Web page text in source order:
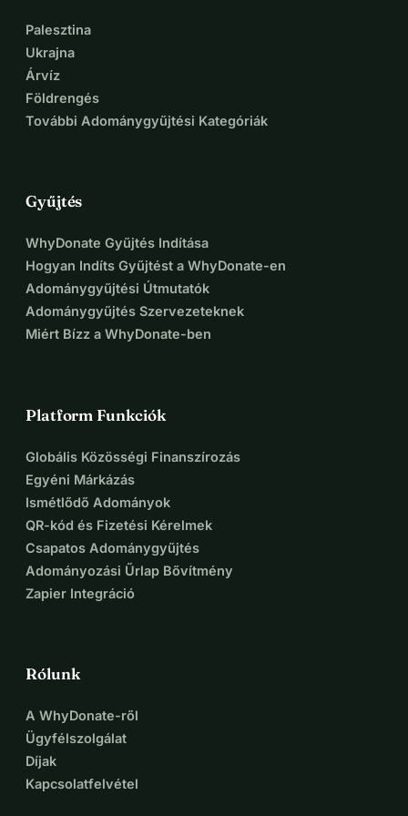
Palesztina
Ukrajna
Árvíz
Földrengés
További Adománygyűjtési Kategóriák
Gyűjtés
WhyDonate Gyűjtés Indítása
Hogyan Indíts Gyűjtést a WhyDonate-en
Adománygyűjtési Útmutatók
Adománygyűjtés Szervezeteknek
Miért Bízz a WhyDonate-ben
Platform Funkciók
Globális Közösségi Finanszírozás
Egyéni Márkázás
Ismétlődő Adományok
QR-kód és Fizetési Kérelmek
Csapatos Adománygyűjtés
Adományozási Űrlap Bővítmény
Zapier Integráció
Rólunk
A WhyDonate-ről
Ügyfélszolgálat
Díjak
Kapcsolatfelvétel